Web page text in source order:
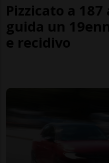
Pizzicato a
guida un
e recidivo